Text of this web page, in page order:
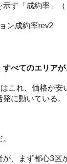
す「成約率」
すべてのエリア
これ、価格が
に動いている。
、まず都心3